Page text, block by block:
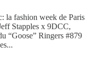
la fashion week de Paris
Stapples x 9DCC,
“Goose” Ringers #879